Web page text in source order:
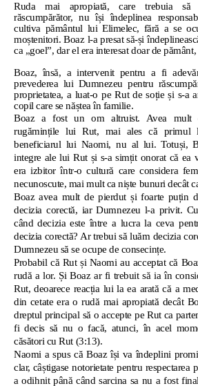
Ruda mai apropiată, care trebuia să
răscumpărător, nu își îndeplinea
cultiva pământul lui Elimelec, fără a se
moștenitori. Boaz l-a presat să-și
ca „goel”, dar el era interesat doar de
Boaz, însă, a intervenit pentru a fi
prevederea lui Dumnezeu pentru
proprietatea, a luat-o pe Rut de soție și s-a
copil care se năștea în familie.
Boaz a fost un om altruist. Avea mult
rugămințile lui Rut, mai ales că
beneficiarul lui Naomi, nu al lui. Totuși,
integre ale lui Rut și s-a simțit onorat că ea
era izbitor într-o cultură care considera
necunoscute, mai mult ca niște bunuri decât
Boaz avea mult de pierdut și foarte puțin
decizia corectă, iar Dumnezeu l-a privit.
când decizia este între a lucra la ceva
decizia corectă? Ar trebui să luăm decizia
Dumnezeu să se ocupe de consecințe.
Probabil că Rut și Naomi au acceptat că
rudă a lor. Și Boaz ar fi trebuit să ia în
Rut, deoarece reacția lui la ea arată că a
din cetate era o rudă mai apropiată decât
dreptul principal să o accepte pe Rut ca
fi decis să nu o facă, atunci, în acel
căsători cu Rut (3:13).
Naomi a spus că Boaz își va îndeplini
clar, câștigase notorietate pentru respectarea
a odihnit până când sarcina sa nu a fost